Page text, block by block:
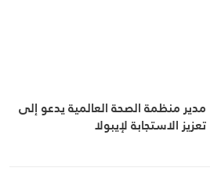
مدير منظمة الصحة العالمية يدعو إلى
تعزيز الاستجابة لإيبولا